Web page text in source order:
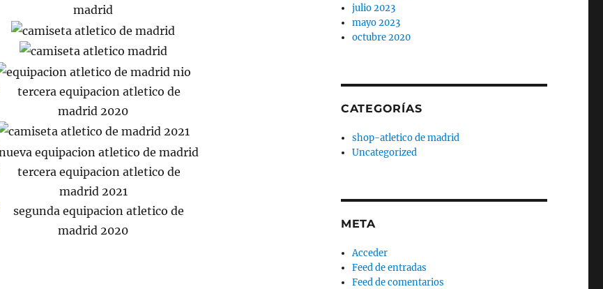
julio 2023
mayo 2023
octubre 2020
CATEGORÍAS
shop-atletico de madrid
Uncategorized
META
Acceder
Feed de entradas
Feed de comentarios